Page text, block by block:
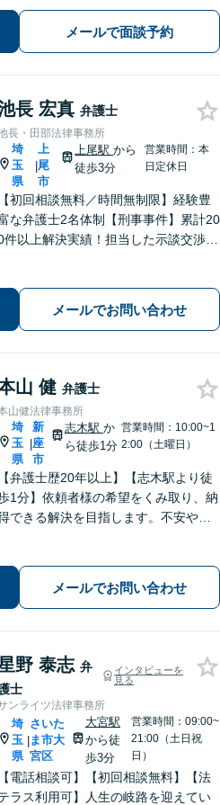
分・遺留分にも積極的に対応【夜間／
休日の相談可能】
メールで面談予約
長 宏真 弁護士
長・田部法律事務所
埼
玉
県
|
上
尾
市
上尾駅から
徒歩3分
営業時間：本
日定休日
【初回相談無料／時間無制限】経験豊
な弁護士2名体制【刑事事件】累計20
件以上解決実績！担当した示談交渉の
料請求や財産分与、親権、養育費な
ど、累計200件以上の解決実績【上尾駅
メールでお問い合わせ
山 健 弁護士
山健法律事務所
埼
玉
県
|
新
座
市
志木駅 か
ら徒歩1分
営業時間：10:00~1
2:00（土曜日）
【弁護士歴20年以上】【志木駅より徒
1分】依頼者様の希望をくみ取り、納
できる解決を目指します。不安や疑
事件／何でも遠慮せずご相談ください
【初回面談無料（30分まで）】
メールでお問い合わせ
野 泰志 弁
士
インタビューを
見る
ンライツ法律事務所
埼
玉
県
|
さいた
ま市大
宮区
大宮駅
から徒
歩3分
営業時間：09:00~
21:00（土日祝
日）
【電話相談可】【初回相談無料】【法
ラス利用可】人生の岐路を迎えてい